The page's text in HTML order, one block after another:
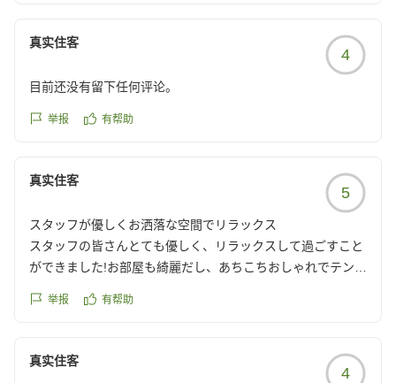
クチコミの詳細はこちらから
reviewId=33123478377855
ントの方々も感じがよく、草津に来てよかったと感じられる
https://review.travel.rakuten.co.jp/hotel/voice/75162?
reviewId=33123478332292
真实住客
4
目前还没有留下任何评论。
举报 有帮助
真实住客
5
スタッフが優しくお洒落な空間でリラックス
スタッフの皆さんとても優しく、リラックスして過ごすこと
ができました!お部屋も綺麗だし、あちこちおしゃれでテンシ
定でした(他が良かったので特に気になりませんでした!)
https://review.travel.rakuten.co.jp/hotel/voice/75162?
举报 有帮助
真实住客
4